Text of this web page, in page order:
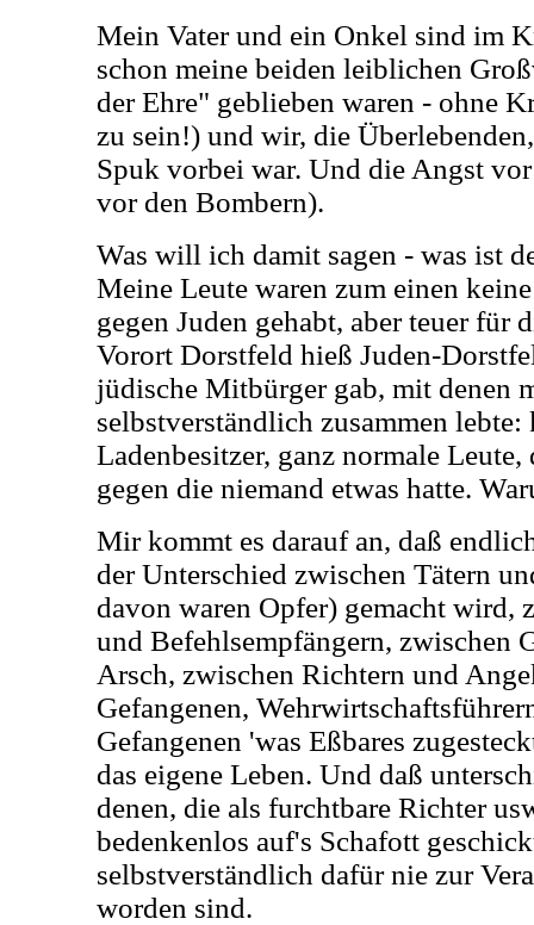
Mein Vater und ein Onkel sind im
schon meine beiden leiblichen
der Ehre" geblieben waren - ohne
zu sein!) und wir, die
Spuk vorbei war. Und die Angst
vor den Bombern).
Was will ich damit sagen - was ist
Meine Leute waren zum einen
gegen Juden gehabt, aber teuer für
Vorort Dorstfeld hieß Juden-
jüdische Mitbürger gab, mit denen
selbstverständlich zusammen
Ladenbesitzer, ganz normale
gegen die niemand etwas hatte.
Mir kommt es darauf an, daß
der Unterschied zwischen Tätern
davon waren Opfer) gemacht wird,
und Befehlsempfängern, zwischen
Arsch, zwischen Richtern und
Gefangenen,
Gefangenen 'was Eßbares
das eigene Leben. Und daß
denen, die als furchtbare Richter
bedenkenlos auf's Schafott
selbstverständlich dafür nie zur
worden sind.